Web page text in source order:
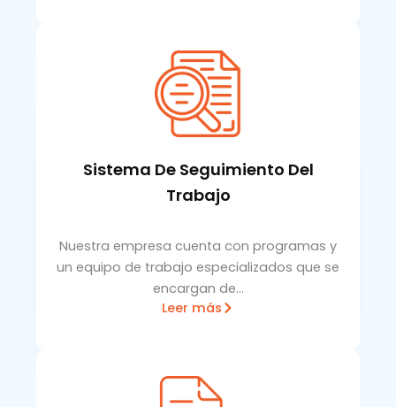
Sistema De Seguimiento Del
Trabajo
Nuestra empresa cuenta con programas y
un equipo de trabajo especializados que se
encargan de…
Leer más